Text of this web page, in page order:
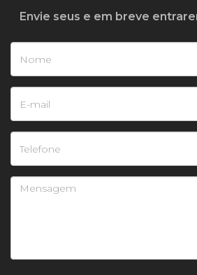
Envie seus e em breve